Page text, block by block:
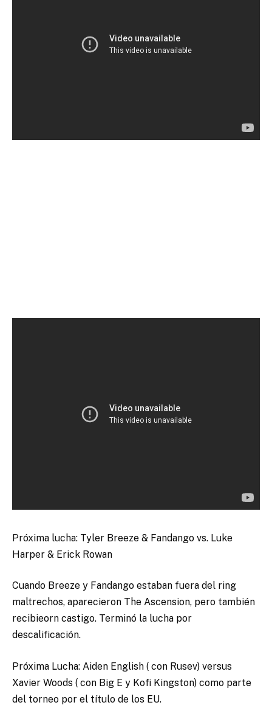
Próxima lucha: Tyler Breeze & Fandango vs. Luke
Harper & Erick Rowan
Cuando Breeze y Fandango estaban fuera del ring
maltrechos, aparecieron The Ascension, pero también
recibieorn castigo. Terminó la lucha por
descalificación.
Próxima Lucha: Aiden English ( con Rusev) versus
Xavier Woods ( con Big E y Kofi Kingston) como parte
del torneo por el título de los EU.